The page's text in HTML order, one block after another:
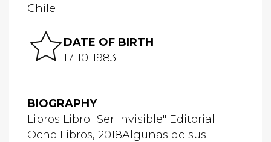
Chile
DATE OF BIRTH
17-10-1983
BIOGRAPHY
Libros Libro "Ser Invisible" Editorial
Ocho Libros, 2018Algunas de sus